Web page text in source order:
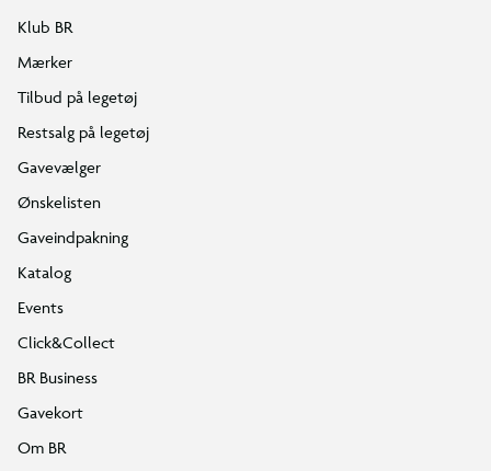
Klub BR
Mærker
Tilbud på legetøj
Restsalg på legetøj
Gavevælger
Ønskelisten
Gaveindpakning
Katalog
Events
Click&Collect
BR Business
Gavekort
Om BR